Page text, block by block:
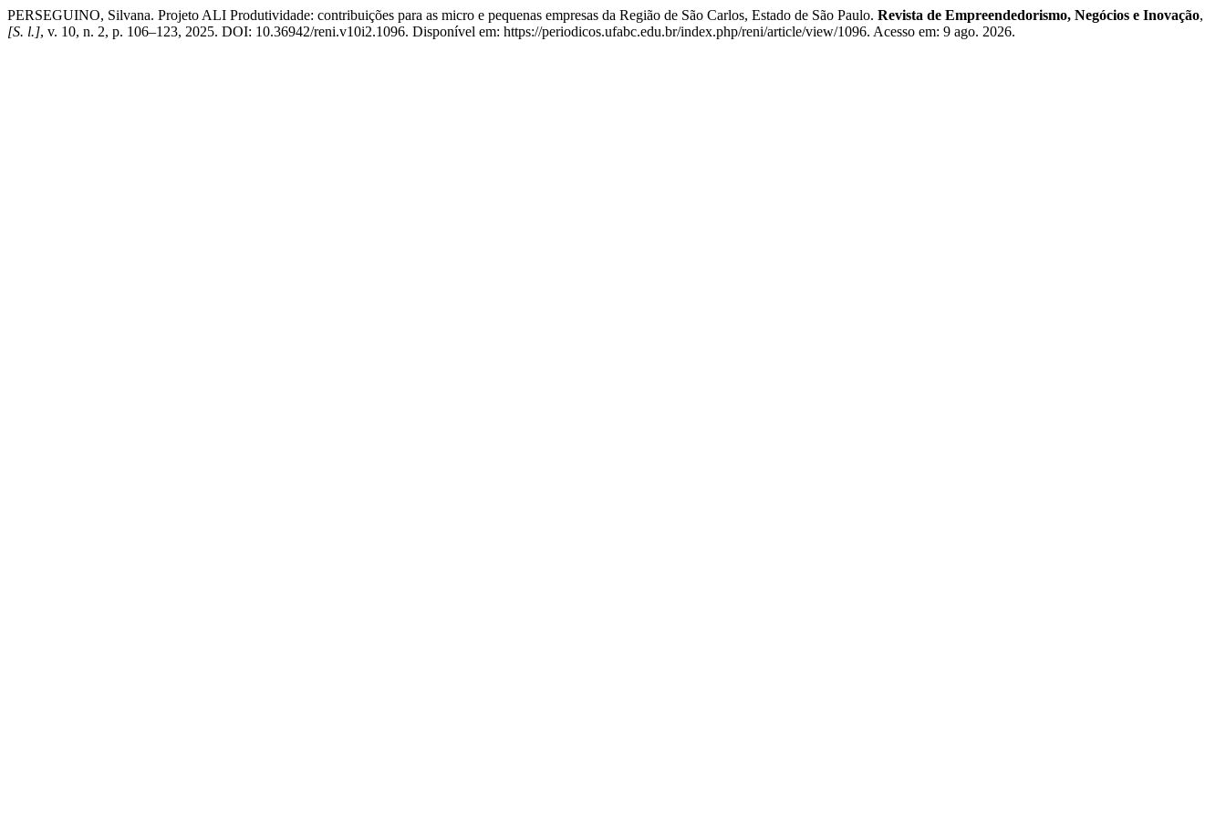
PERSEGUINO, Silvana. Projeto ALI Produtividade: contribuições para as micro e pequenas empresas da Região de São Carlos, Estado de São Paulo. Revista de Empreendedorismo, Negócios e Inovação,
[S. l.], v. 10, n. 2, p. 106–123, 2025. DOI: 10.36942/reni.v10i2.1096. Disponível em: https://periodicos.ufabc.edu.br/index.php/reni/article/view/1096. Acesso em: 9 ago. 2026.